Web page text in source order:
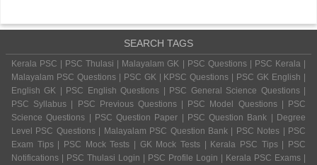
SEARCH TAGS
Kerala PSC | PSC Thulasi | Malayalam GK | PSC Questions | PSC Kerala |
Malayalam PSC Questions | PSC GK | KPSC Questions | PSC GK English |
English GK | PSC English Questions | PSC General Science Questions |
PSC Syllabus | PSC Previous Questions | PSC Model Questions | PSC
Science Questions | PSC Question Paper | PSC Question Bank | Degree
Level PSC Questions | Malayalam PSC Question Bank | PSC Notes | PSC
Exam Tips | PSC Mock Tests | GK Mock Tests | Kerala PSC Tips | PSC
Notifications | PSC Thulasi Login | PSC Profile Login | Kerala PSC Exams |